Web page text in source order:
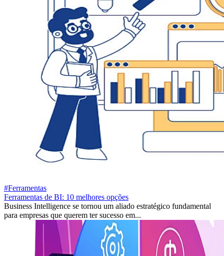
#Ferramentas
Ferramentas de BI: 10 melhores opções
Business Intelligence se tornou um aliado estratégico fundamental
para empresas que querem ter sucesso em...